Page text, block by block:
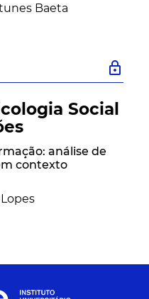
Baeta
lock
Social
análise de
contexto